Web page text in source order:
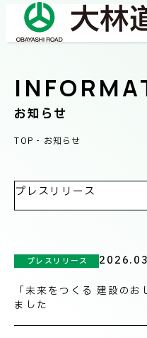
COMPANY
会社情報
会社概要
社長メ
サステナ
ネットワ
電子公告
事業紹介
施工事例
お知らせ
TOP - お知らせ
プレスリリース
IR情報
プレスリリース
「未来をつくる 建設の
ました